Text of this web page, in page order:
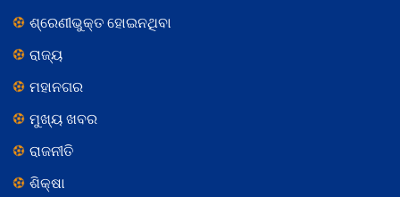
ଶ୍ରେଣୀଭୁକ୍ତ ହୋଇନଥିବା
ରାଜ୍ୟ
ମହାନଗର
ମୁଖ୍ୟ ଖବର
ରାଜନୀତି
ଶିକ୍ଷା